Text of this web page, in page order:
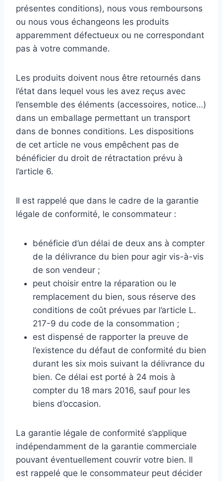
présentes conditions), nous vous remboursons
ou nous vous échangeons les produits
apparemment défectueux ou ne correspondant
pas à votre commande.
Les produits doivent nous être retournés dans
l’état dans lequel vous les avez reçus avec
l’ensemble des éléments (accessoires, notice…)
dans un emballage permettant un transport
dans de bonnes conditions. Les dispositions
de cet article ne vous empêchent pas de
bénéficier du droit de rétractation prévu à
l’article 6.
Il est rappelé que dans le cadre de la garantie
légale de conformité, le consommateur :
bénéficie d’un délai de deux ans à compter
de la délivrance du bien pour agir vis-à-vis
de son vendeur ;
peut choisir entre la réparation ou le
remplacement du bien, sous réserve des
conditions de coût prévues par l’article L.
217-9 du code de la consommation ;
est dispensé de rapporter la preuve de
l’existence du défaut de conformité du bien
durant les six mois suivant la délivrance du
bien. Ce délai est porté à 24 mois à
compter du 18 mars 2016, sauf pour les
biens d’occasion.
La garantie légale de conformité s’applique
indépendamment de la garantie commerciale
pouvant éventuellement couvrir votre bien. Il
est rappelé que le consommateur peut décider